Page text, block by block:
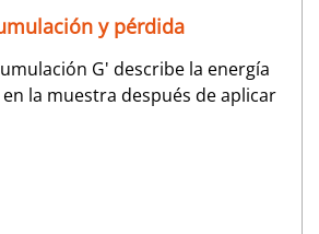
y pérdida
G' describe la energía
la muestra después de aplicar